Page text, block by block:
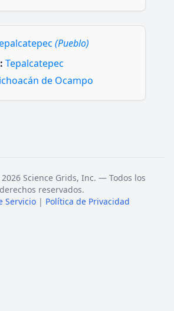
(Pueblo)
Tepalcatepec
de Ocampo
Science Grids, Inc. — Todos los
derechos reservados.
Servicio | Política de Privacidad